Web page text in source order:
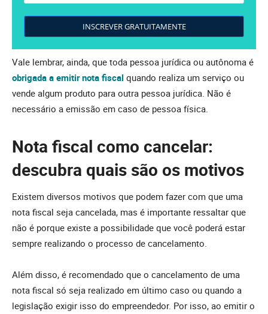
INSCREVER GRATUITAMENTE
Vale lembrar, ainda, que toda pessoa jurídica ou autônoma é
obrigada a emitir nota fiscal quando realiza um serviço ou
vende algum produto para outra pessoa jurídica. Não é
necessário a emissão em caso de pessoa física.
Nota fiscal como cancelar:
descubra quais são os motivos
Existem diversos motivos que podem fazer com que uma
nota fiscal seja cancelada, mas é importante ressaltar que
não é porque existe a possibilidade que você poderá estar
sempre realizando o processo de cancelamento.
Além disso, é recomendado que o cancelamento de uma
nota fiscal só seja realizado em último caso ou quando a
legislação exigir isso do empreendedor. Por isso, ao emitir o